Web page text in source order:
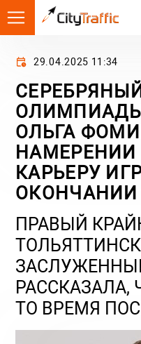
29.04.2025 11:34
ОЛЬГА
КАРЬЕРУ
ОКОНЧАНИИ
ПРАВЫЙ
РАССКАЗАЛА,
ТО ВРЕМЯ